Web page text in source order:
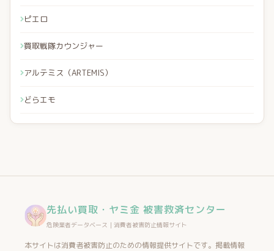
ピエロ
買取戦隊カウンジャー
アルテミス（ARTEMIS）
どらエモ
先払い買取・ヤミ金 被害救済センター
危険業者データベース｜消費者被害防止情報サイト
本サイトは消費者被害防止のための情報提供サイトです。掲載情報